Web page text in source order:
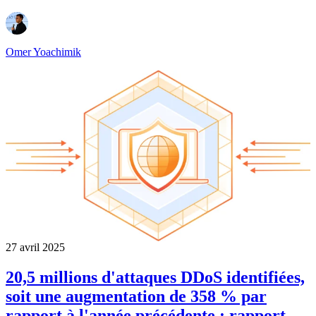
Omer Yoachimik
27 avril 2025
20,5 millions d'attaques DDoS identifiées,
soit une augmentation de 358 % par